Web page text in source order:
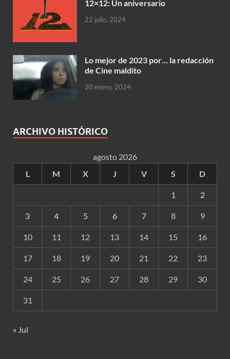
12×12: Un aniversario
22 julio, 2024
Lo mejor de 2023 por… la redacción
de Cine maldito
20 enero, 2024
ARCHIVO HISTÓRICO
agosto 2026
L
M X J V S D
1 2
3 4 5 6 7 8 9
10 11 12 13 14 15 16
17 18 19 20 21 22 23
24 25 26 27 28 29 30
31
« Jul